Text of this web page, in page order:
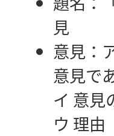
見
意見：
意見で
イ 意見
ウ 理由